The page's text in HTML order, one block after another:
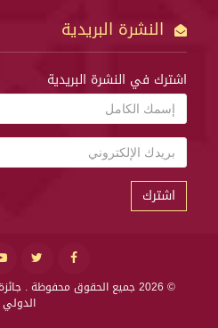
النشرة البريدية
اشترك في النشرة البريدية
اشترك
© 2026 جميع الحقوق محفوظة .
الدولي